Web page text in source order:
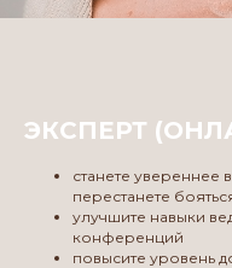
ЭКСПЕРТ
станете увереннее
перестанете
улучшите навыки
конференций
повысите уровень